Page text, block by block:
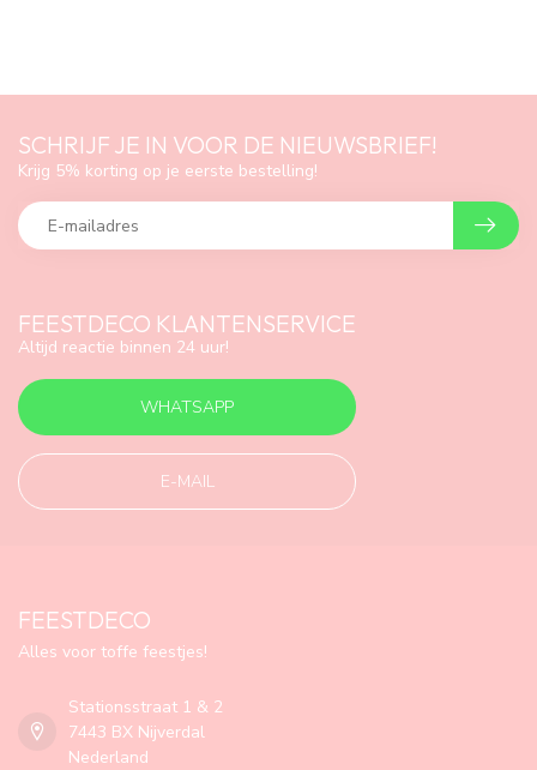
FEESTDECO KLANTENSERVICE
Altijd reactie binnen 24 uur!
WHATSAPP
E-MAIL
SCHRIJF JE IN VOOR DE NIEUWSBRIEF!
Krijg 5% korting op je eerste bestelling!
FEESTDECO
Alles voor toffe feestjes!
Stationsstraat 1 & 2
7443 BX Nijverdal
Nederland